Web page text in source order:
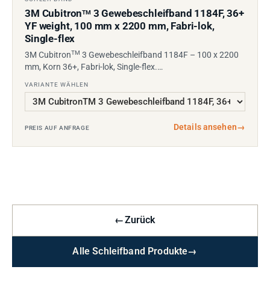
3M CubitronTM3 Gewebeschleifband 1184F, 36+
YF weight, 100 mm x 2200 mm, Fabri-lok,
Single-flex
3M CubitronTM 3 Gewebeschleifband 1184F – 100 x 2200
mm, Korn 36+, Fabri-lok, Single-flex.…
VARIANTE WÄHLEN
PREIS AUF ANFRAGE Details ansehen→
←Zurück
Alle Schleifband Produkte→